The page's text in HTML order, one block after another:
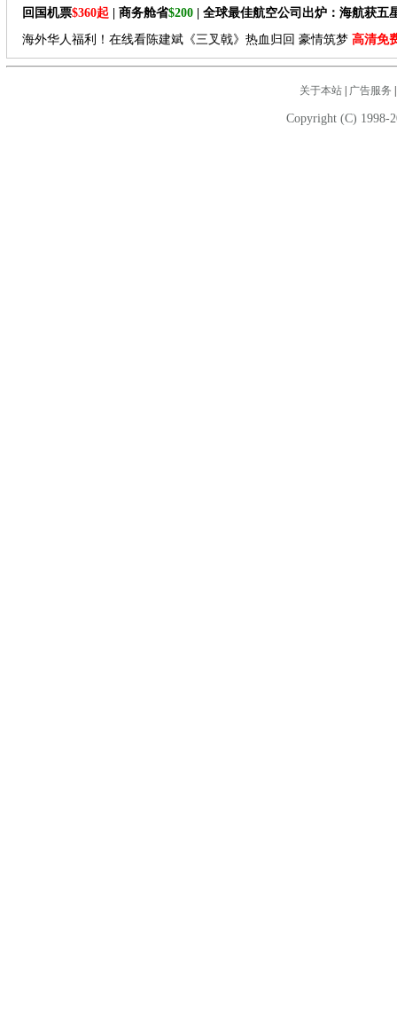
回国机票$360起 | 商务舱省$200 | 全球最佳航空公司出炉：海航获五
海外华人福利！在线看陈建斌《三叉戟》热血归回 豪情筑梦 高清免
关于本站| 广告服务
Copyright (C) 1998-